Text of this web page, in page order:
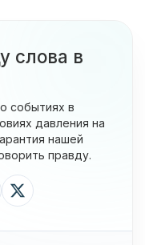
слова в
событиях в
давления на
нашей
правду.